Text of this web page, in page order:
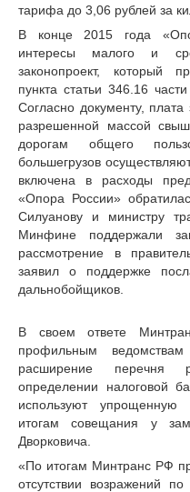
тарифа до 3,06 рублей за
В конце 2015 года
интересы малого и
законопроект, который
пункта статьи 346.16
Согласно документу,
разрешенной массой
дорогам общего
большегрузов
включена в расходы
«Опора России»
Силуанову и министру
Минфине поддержали
рассмотрение в
заявил о поддержке
дальнобойщиков.
В своем ответе
профильным
расширение перечня
определении налоговой
используют упрощенную
итогам совещания у
Дворковича.
«По итогам Минтранс РФ
отсутствии возражений